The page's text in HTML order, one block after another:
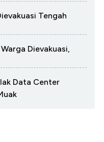
Tengah
Dievakuasi,
Data Center